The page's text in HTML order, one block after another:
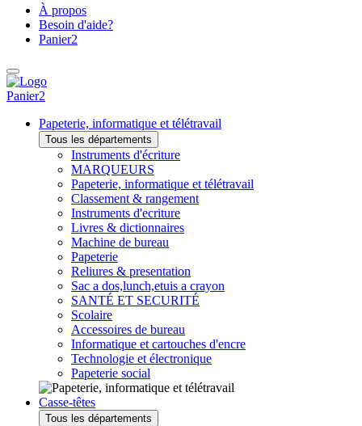
À propos
Besoin d'aide?
Panier2
Panier2
Papeterie, informatique et télétravail
Tous les départements
Instruments d'écriture
MARQUEURS
Papeterie, informatique et télétravail
Classement & rangement
Instruments d'ecriture
Livres & dictionnaires
Machine de bureau
Papeterie
Reliures & presentation
Sac a dos,lunch,etuis a crayon
SANTÉ ET SECURITÉ
Scolaire
Accessoires de bureau
Informatique et cartouches d'encre
Technologie et électronique
Papeterie social
Casse-têtes
Tous les départements